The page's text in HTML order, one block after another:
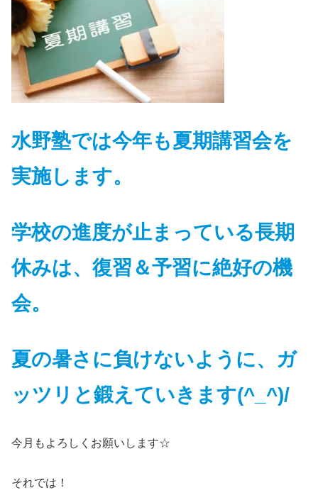
水野塾では今年も夏期講習会を
実施します。
学校の進度が止まっている長期
休みは、復習＆予習に絶好の機
会。
夏の暑さに負けないように、ガ
ッツリと鍛えていきます(^_^)/
今月もよろしくお願いします☆
それでは！